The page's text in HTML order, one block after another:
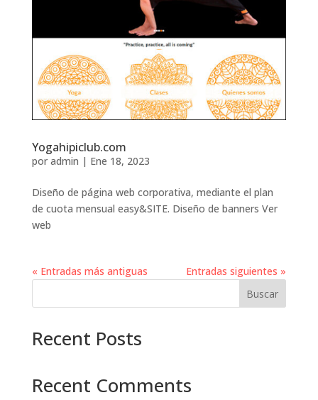
Yogahipiclub.com
por admin | Ene 18, 2023
Diseño de página web corporativa, mediante el plan
de cuota mensual easy&SITE. Diseño de banners Ver
web
« Entradas más antiguas
Entradas siguientes »
Buscar
Recent Posts
Recent Comments